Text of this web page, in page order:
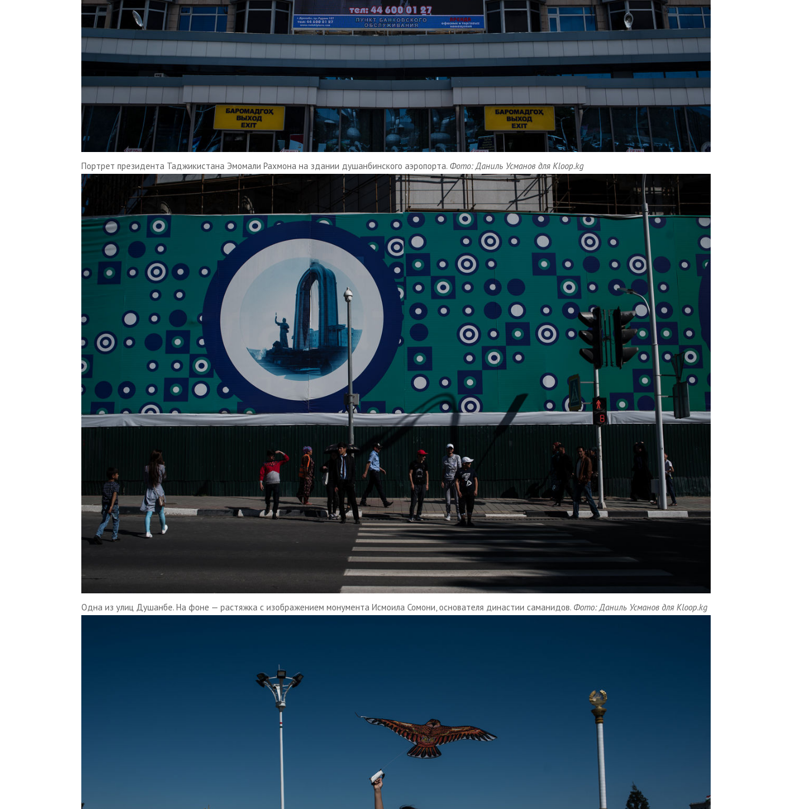
Портрет президента Таджикистана Эмомали Рахмона на здании душанбинского аэропорта. Фото: Даниль Усманов для Kloop.kg
Одна из улиц Душанбе. На фоне — растяжка с изображением монумента Исмоила Сомони, основателя династии саманидов. Фото: Даниль Усманов для Kloop.kg